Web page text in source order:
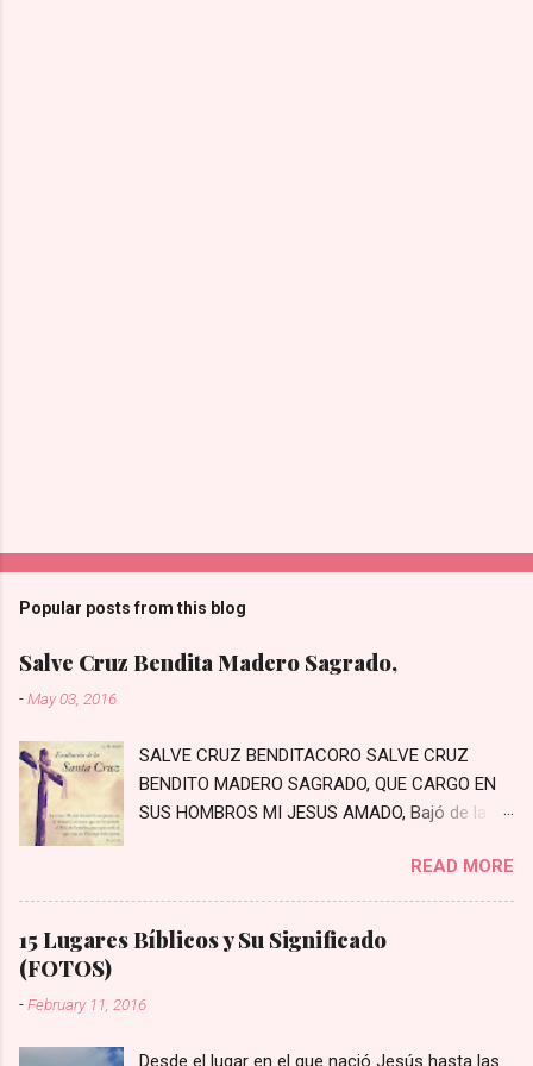
Popular posts from this blog
Salve Cruz Bendita Madero Sagrado,
-May 03, 2016
SALVE CRUZ BENDITACORO SALVE CRUZ
BENDITO MADERO SAGRADO, QUE CARGO EN
SUS HOMBROS MI JESUS AMADO, Bajó de la
Jerusalén Bajaste Tú al mundo con crecido
amor, Moriste en la Cruz por el pecador En un
arrabal rodeado de penas, Prisionero te hayas
con crueles cadenas Con crueles cadenas te
azotando Con hiel y vinagre lo fortalecieron,
READ MORE
15 Lugares Bíblicos y Su Significado
(FOTOS)
-February 11, 2016
Desde el lugar en el que nació Jesús hasta las